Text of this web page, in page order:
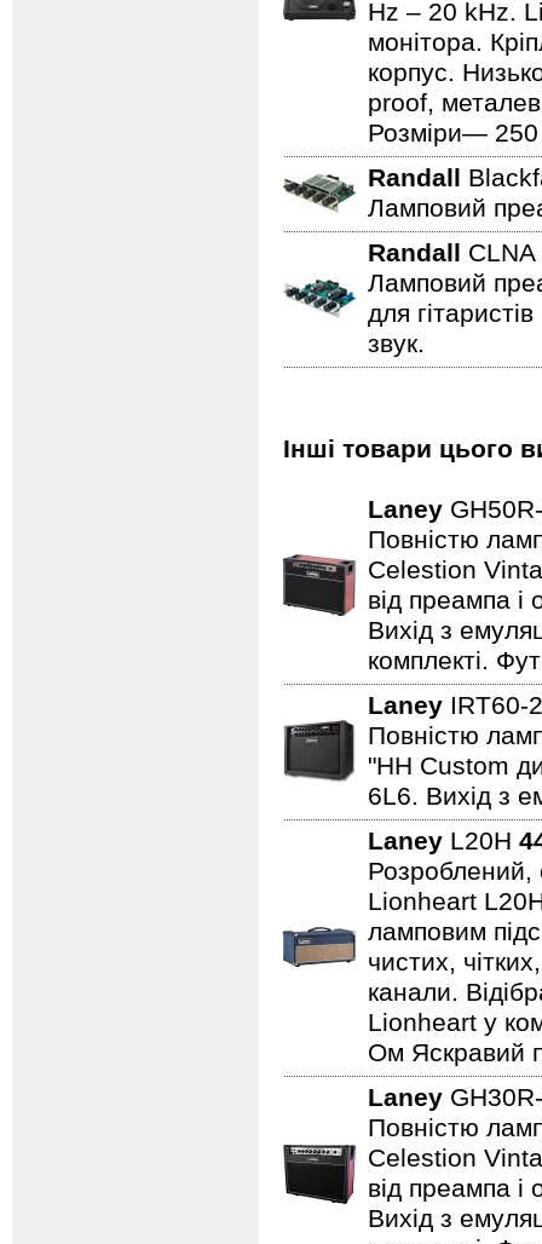
Hz – 20 kHz.
монітора.
корпус.
proof,
Розміри—
Randall
Ламповий
Randall
Ламповий
для
звук.
Інші товари цього
Laney
Повністю
Celestion
від преампа
Вихід з
комплекті.
Laney IRT60-
Повністю
"HH Custom
6L6. Вихід з
Laney L20H
Розроблений,
Lionheart
ламповим
чистих,
канали.
Lionheart у
Ом Яскравий
Laney
Повністю
Celestion
від преампа
Вихід з